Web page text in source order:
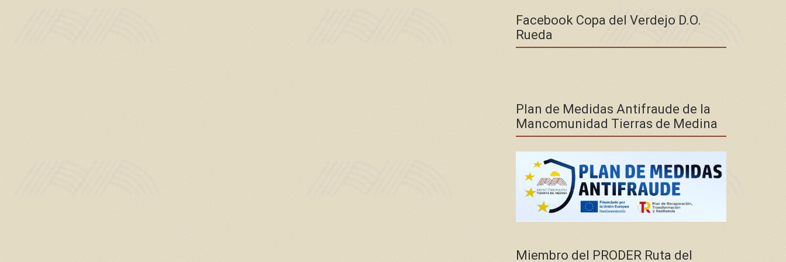
Facebook Copa del Verdejo D.O.
Rueda
Plan de Medidas Antifraude de la
Mancomunidad Tierras de Medina
Miembro del PRODER Ruta del